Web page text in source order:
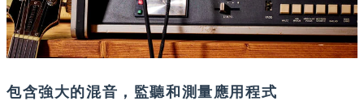
包含強大的混音，監聽和測量應用程式